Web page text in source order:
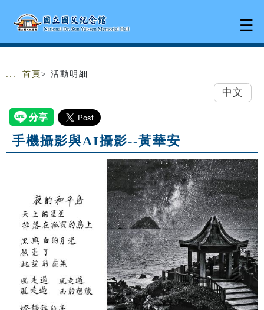
::: 首頁 > 活動明細
中文
手機攝影與AI攝影--黃華安